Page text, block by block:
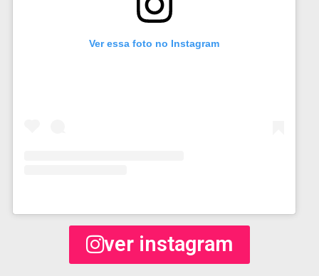
Ver essa foto no Instagram
ver instagram